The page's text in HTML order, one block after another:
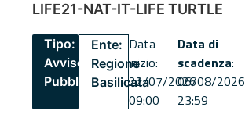
LIFE21-NAT-IT-LIFE TURTLE
Tipo:
Avviso
Pubblico
Ente:
Regione
Basilicata
Data
inizio:
22/07/2026
09:00
Data di
scadenza:
06/08/2026
23:59